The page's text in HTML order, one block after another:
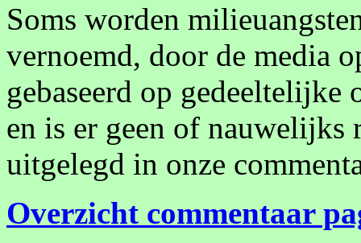
Soms worden
vernoemd, door de media
gebaseerd op gedeeltelijke
en is er geen of
uitgelegd in onze
Overzicht commentaar